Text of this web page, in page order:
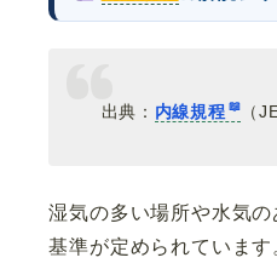
出典： 内線規程 （
湿気の多い場所や水気
基準が定められています